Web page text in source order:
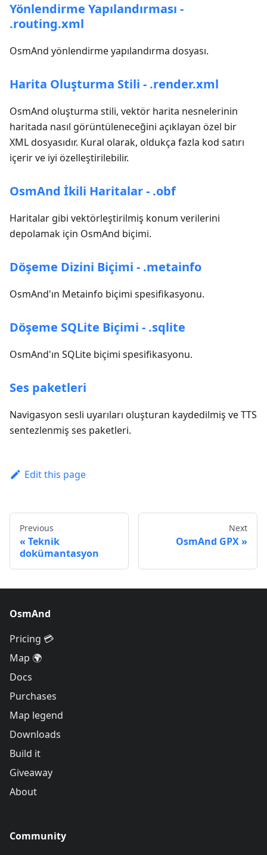
Yönlendirme Yapılandırması -
.routing.xml
OsmAnd yönlendirme yapılandırma dosyası.
Harita Oluşturma Stili - .render.xml
OsmAnd oluşturma stili, vektör harita nesnelerinin
haritada nasıl görüntüleneceğini açıklayan özel bir
XML dosyasıdır. Kural olarak, oldukça fazla kod satırı
içerir ve iyi özelleştirilebilir.
OsmAnd İkili Haritalar - .obf
Haritalar gibi vektörleştirilmiş konum verilerini
depolamak için OsmAnd biçimi.
Döşeme Dizini Biçimi - .metainfo
OsmAnd'ın Metainfo biçimi spesifikasyonu.
Döşeme SQLite Biçimi - .sqlite
OsmAnd'ın SQLite biçimi spesifikasyonu.
Ses paketleri
Navigasyon sesli uyarıları oluşturan kaydedilmiş ve TTS
sentezlenmiş ses paketleri.
Edit this page
Previous
Teknik
dokümantasyon
Next
OsmAnd GPX
OsmAnd
Pricing 💳
Map 🌍
Docs
Purchases
Map legend
Downloads
Build it
Giveaway
About
Community